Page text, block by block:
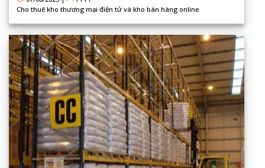
Cho thuê kho thương mại điện tử và kho bán hàng online